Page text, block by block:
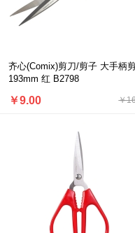
齐心(Comix)剪刀/剪子 大手柄
193mm 红 B2798
￥
￥9.00